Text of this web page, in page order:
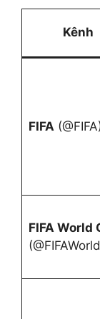
Kênh
FIFA
FIFA World